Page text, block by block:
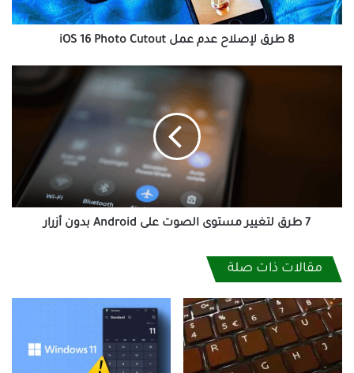
Photo
Cutout
8 طرق لإصلاح عدم عمل iOS 16 Photo Cutout
أزرار
7 طرق لتغيير مستوى الصوت على Android بدون أزرار
مقالات ذات صلة